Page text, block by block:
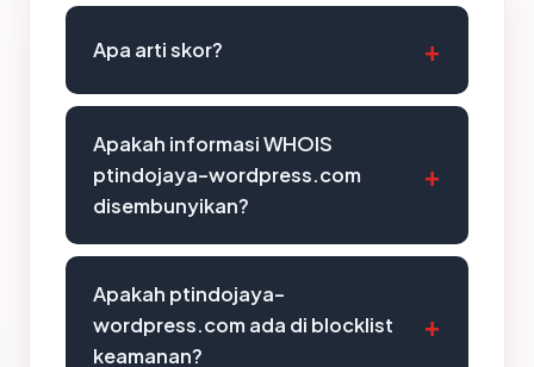
Apa arti skor?
Apakah informasi WHOIS
ptindojaya-wordpress.com
disembunyikan?
Apakah ptindojaya-
wordpress.com ada di blocklist
keamanan?